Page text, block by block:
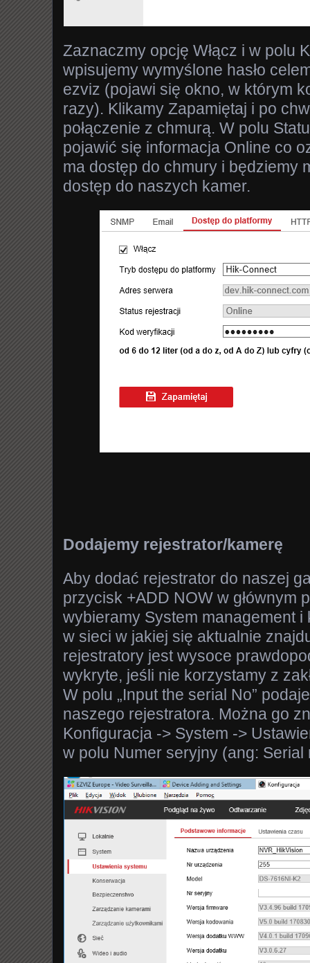
Zaznaczmy opcję Włącz i w polu
wpisujemy wymyślone hasło
ezviz (pojawi się okno, w którym
razy). Klikamy Zapamiętaj i po
połączenie z chmurą. W polu
pojawić się informacja Online co
ma dostęp do chmury i będziemy
dostęp do naszych kamer.
Dodajemy rejestrator/kamerę
Aby dodać rejestrator do naszej
przycisk +ADD NOW w głównym
wybieramy System management
w sieci w jakiej się aktualnie
rejestratory jest wysoce
wykryte, jeśli nie korzystamy z
W polu „Input the serial No”
naszego rejestratora. Można go
Konfiguracja -> System ->
w polu Numer seryjny (ang: Serial